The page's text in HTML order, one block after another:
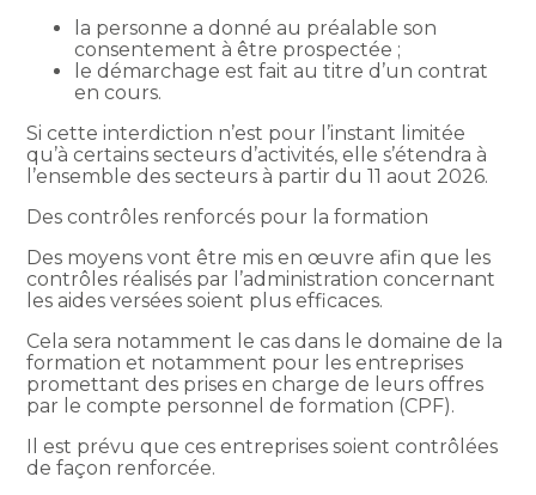
la personne a donné au préalable son
consentement à être prospectée ;
le démarchage est fait au titre d’un contrat
en cours.
Si cette interdiction n’est pour l’instant limitée
qu’à certains secteurs d’activités, elle s’étendra à
l’ensemble des secteurs à partir du 11 aout 2026.
Des contrôles renforcés pour la formation
Des moyens vont être mis en œuvre afin que les
contrôles réalisés par l’administration concernant
les aides versées soient plus efficaces.
Cela sera notamment le cas dans le domaine de la
formation et notamment pour les entreprises
promettant des prises en charge de leurs offres
par le compte personnel de formation (CPF).
Il est prévu que ces entreprises soient contrôlées
de façon renforcée.